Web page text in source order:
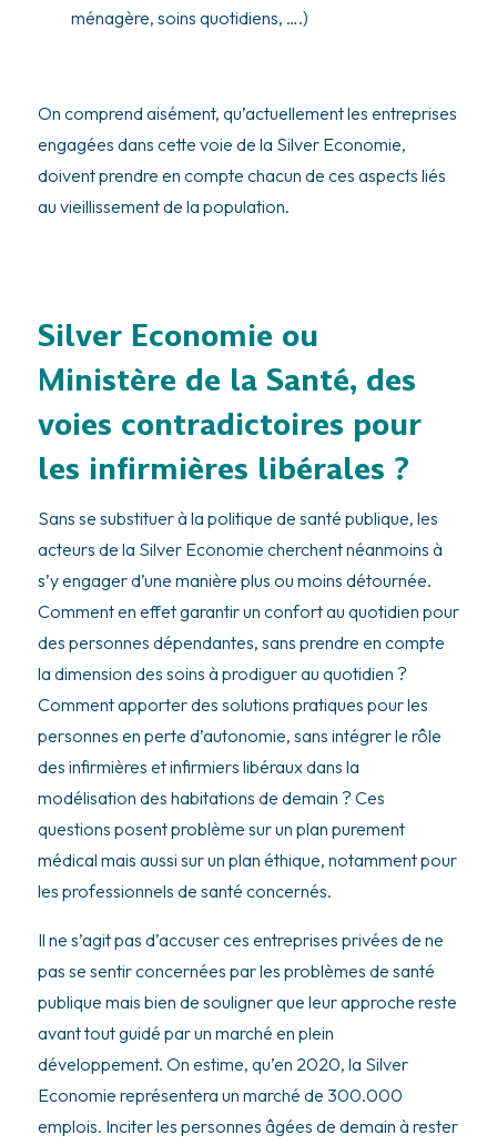
ménagère, soins quotidiens, ….)
On comprend aisément, qu’actuellement les entreprises
engagées dans cette voie de la Silver Economie,
doivent prendre en compte chacun de ces aspects liés
au vieillissement de la population.
Silver Economie ou
Ministère de la Santé, des
voies contradictoires pour
les infirmières libérales ?
Sans se substituer à la politique de santé publique, les
acteurs de la Silver Economie cherchent néanmoins à
s’y engager d’une manière plus ou moins détournée.
Comment en effet garantir un confort au quotidien pour
des personnes dépendantes, sans prendre en compte
la dimension des soins à prodiguer au quotidien ?
Comment apporter des solutions pratiques pour les
personnes en perte d’autonomie, sans intégrer le rôle
des infirmières et infirmiers libéraux dans la
modélisation des habitations de demain ? Ces
questions posent problème sur un plan purement
médical mais aussi sur un plan éthique, notamment pour
les professionnels de santé concernés.
Il ne s’agit pas d’accuser ces entreprises privées de ne
pas se sentir concernées par les problèmes de santé
publique mais bien de souligner que leur approche reste
avant tout guidé par un marché en plein
développement. On estime, qu’en 2020, la Silver
Economie représentera un marché de 300.000
emplois. Inciter les personnes âgées de demain à rester